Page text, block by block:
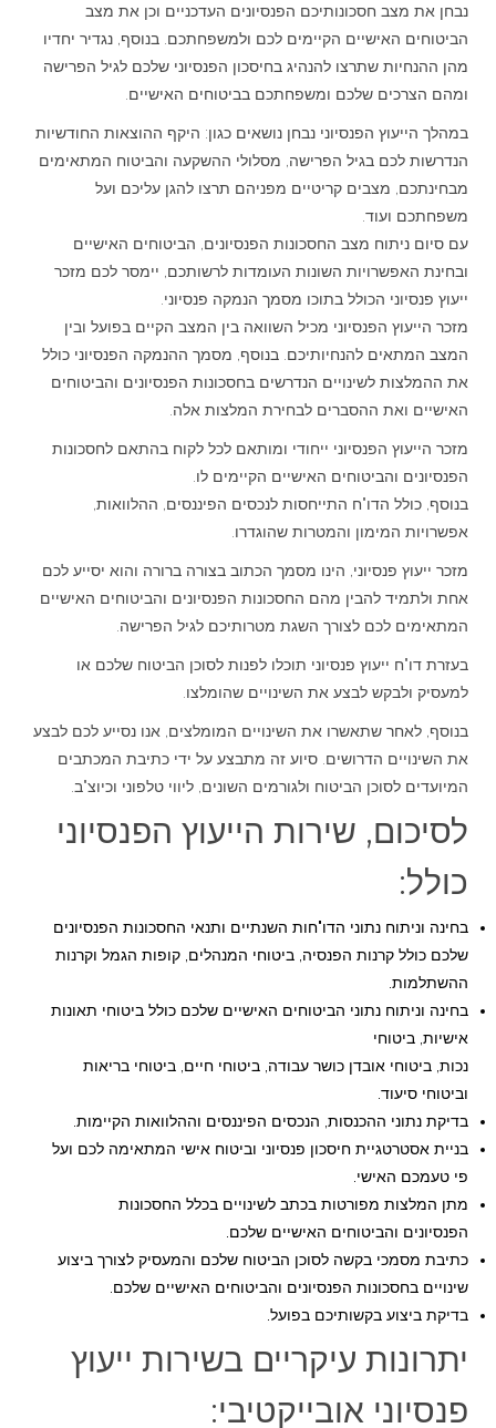
נבחן את מצב חסכונותיכם הפנסיונים העדכניים וכן את מצב
הביטוחים האישיים הקיימים לכם ולמשפחתכם. בנוסף, נגדיר יחדיו
מהן ההנחיות שתרצו להנהיג בחיסכון הפנסיוני שלכם לגיל הפרישה
ומהם הצרכים שלכם ומשפחתכם בביטוחים האישיים.
במהלך הייעוץ הפנסיוני נבחן נושאים כגון: היקף ההוצאות החודשיות
הנדרשות לכם בגיל הפרישה, מסלולי ההשקעה והביטוח המתאימים
מבחינתכם, מצבים קריטיים מפניהם תרצו להגן עליכם ועל
משפחתכם ועוד.
עם סיום ניתוח מצב החסכונות הפנסיונים, הביטוחים האישיים
ובחינת האפשרויות השונות העומדות לרשותכם, יימסר לכם מזכר
ייעוץ פנסיוני הכולל בתוכו מסמך הנמקה פנסיוני.
מזכר הייעוץ הפנסיוני מכיל השוואה בין המצב הקיים בפועל ובין
המצב המתאים להנחיותיכם. בנוסף, מסמך ההנמקה הפנסיוני כולל
את ההמלצות לשינויים הנדרשים בחסכונות הפנסיונים והביטוחים
האישיים ואת ההסברים לבחירת המלצות אלה.
מזכר הייעוץ הפנסיוני ייחודי ומותאם לכל לקוח בהתאם לחסכונות
הפנסיונים והביטוחים האישיים הקיימים לו.
בנוסף, כולל הדו"ח התייחסות לנכסים הפיננסים, ההלוואות,
אפשרויות המימון והמטרות שהוגדרו.
מזכר ייעוץ פנסיוני, הינו מסמך הכתוב בצורה ברורה והוא יסייע לכם
אחת ולתמיד להבין מהם החסכונות הפנסיונים והביטוחים האישיים
המתאימים לכם לצורך השגת מטרותיכם לגיל הפרישה.
בעזרת דו"ח ייעוץ פנסיוני תוכלו לפנות לסוכן הביטוח שלכם או
למעסיק ולבקש לבצע את השינויים שהומלצו.
בנוסף, לאחר שתאשרו את השינויים המומלצים, אנו נסייע לכם לבצע
את השינויים הדרושים. סיוע זה מתבצע על ידי כתיבת המכתבים
המיועדים לסוכן הביטוח ולגורמים השונים, ליווי טלפוני וכיוצ"ב.
לסיכום, שירות הייעוץ הפנסיוני
כולל:
בחינה וניתוח נתוני הדו"חות השנתיים ותנאי החסכונות הפנסיונים
שלכם כולל קרנות הפנסיה, ביטוחי המנהלים, קופות הגמל וקרנות
ההשתלמות.
בחינה וניתוח נתוני הביטוחים האישיים שלכם כולל ביטוחי תאונות
אישיות, ביטוחי
נכות, ביטוחי אובדן כושר עבודה, ביטוחי חיים, ביטוחי בריאות
וביטוחי סיעוד.
בדיקת נתוני ההכנסות, הנכסים הפיננסים וההלוואות הקיימות.
בניית אסטרטגיית חיסכון פנסיוני וביטוח אישי המתאימה לכם ועל
פי טעמכם האישי.
מתן המלצות מפורטות בכתב לשינויים בכלל החסכונות
הפנסיונים והביטוחים האישיים שלכם.
כתיבת מסמכי בקשה לסוכן הביטוח שלכם והמעסיק לצורך ביצוע
שינויים בחסכונות הפנסיונים והביטוחים האישיים שלכם.
בדיקת ביצוע בקשותיכם בפועל.
יתרונות עיקריים בשירות ייעוץ
פנסיוני אובייקטיבי: